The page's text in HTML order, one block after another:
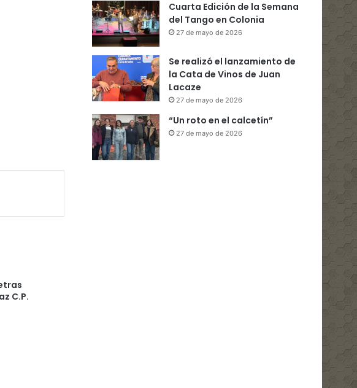
C.P.
Cuarta Edición de la Semana
del Tango en Colonia
27 de mayo de 2026
Se realizó el lanzamiento de
la Cata de Vinos de Juan
Lacaze
27 de mayo de 2026
“Un roto en el calcetín”
27 de mayo de 2026